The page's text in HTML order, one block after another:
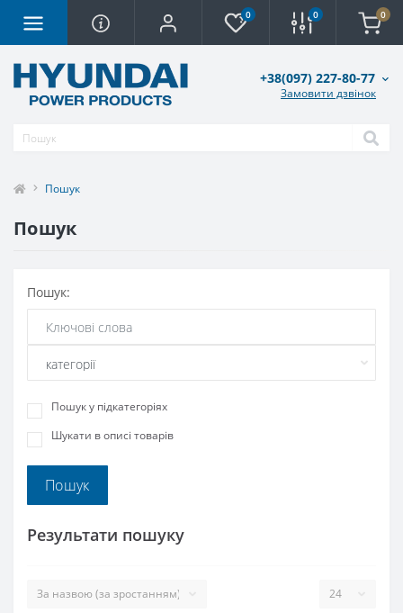
0 0 0
+38(097) 227-80-77
Замовити дзвінок
Пошук
Пошук
Пошук:
Пошук у підкатегоріях
Шукати в описі товарів
Результати пошуку